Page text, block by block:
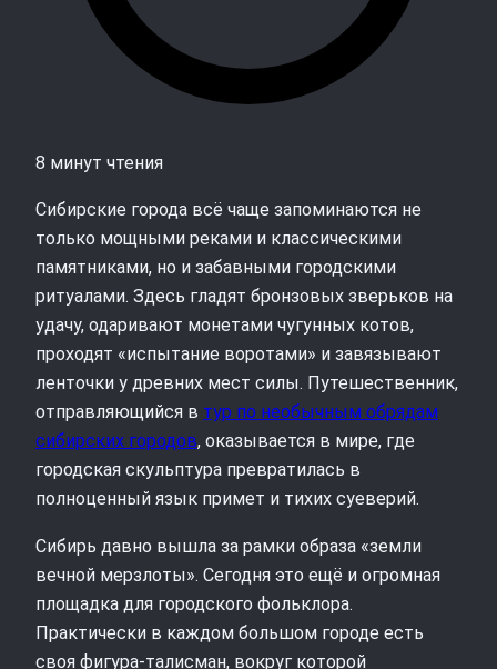
8 минут чтения
Сибирские города всё чаще запоминаются не
только мощными реками и классическими
памятниками, но и забавными городскими
ритуалами. Здесь гладят бронзовых зверьков на
удачу, одаривают монетами чугунных котов,
проходят «испытание воротами» и завязывают
ленточки у древних мест силы. Путешественник,
отправляющийся в тур по необычным обрядам
сибирских городов, оказывается в мире, где
городская скульптура превратилась в
полноценный язык примет и тихих суеверий.
Сибирь давно вышла за рамки образа «земли
вечной мерзлоты». Сегодня это ещё и огромная
площадка для городского фольклора.
Практически в каждом большом городе есть
своя фигура-талисман, вокруг которой